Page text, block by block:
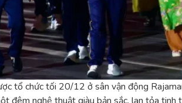
tổ chức tối 20/12 ở sân vận động